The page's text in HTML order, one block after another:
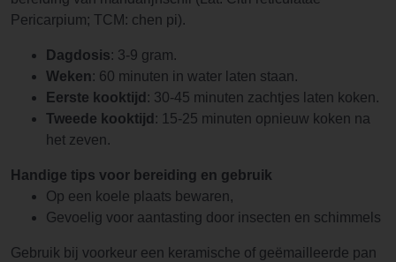
Pericarpium; TCM: chen pi).
Dagdosis: 3-9 gram.
Weken: 60 minuten in water laten staan.
Eerste kooktijd : 30-45 minuten zachtjes laten koken.
Tweede kooktijd : 15-25 minuten opnieuw koken na
het zeven.
Handige tips voor bereiding en gebruik
Op een koele plaats bewaren,
Gevoelig voor aantasting door insecten en schimmels
Gebruik bij voorkeur een keramische of geëmailleerde pan